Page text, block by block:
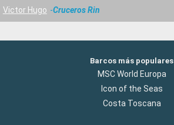
Victor Hugo
Cruceros Rin
Barcos más populares
MSC World Europa
Icon of the Seas
Costa Toscana